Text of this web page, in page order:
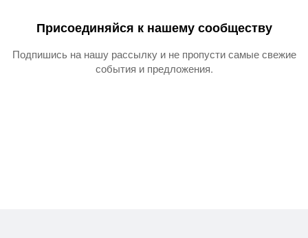
Присоединяйся к нашему сообществу
Подпишись на нашу рассылку и не пропусти самые свежие
события и предложения.